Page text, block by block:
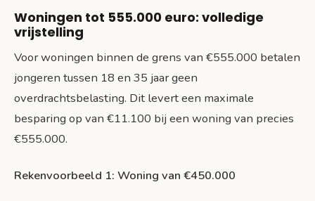
Woningen tot 555.000 euro: volledige
vrijstelling
Voor woningen binnen de grens van €555.000 betalen
jongeren tussen 18 en 35 jaar geen
overdrachtsbelasting. Dit levert een maximale
besparing op van €11.100 bij een woning van precies
€555.000.
Rekenvoorbeeld 1: Woning van €450.000